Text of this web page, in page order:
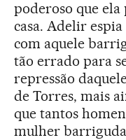
poderoso que ela
casa. Adelir
com aquele
tão errado para
repressão
de Torres, mais
que tantos
mulher